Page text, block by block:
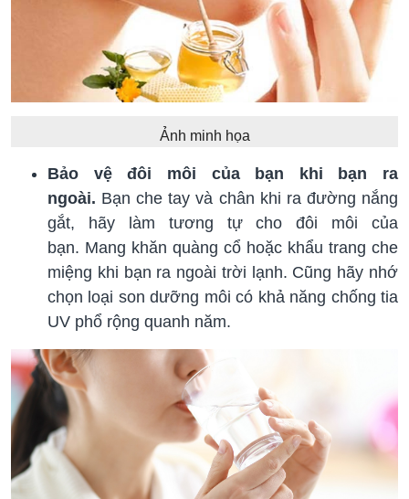
Ảnh minh họa
Bảo vệ đôi môi của bạn khi bạn ra
ngoài. Bạn che tay và chân khi ra đường nắng
gắt, hãy làm tương tự cho đôi môi của
bạn. Mang khăn quàng cổ hoặc khẩu trang che
miệng khi bạn ra ngoài trời lạnh. Cũng hãy nhớ
chọn loại son dưỡng môi có khả năng chống tia
UV phổ rộng quanh năm.